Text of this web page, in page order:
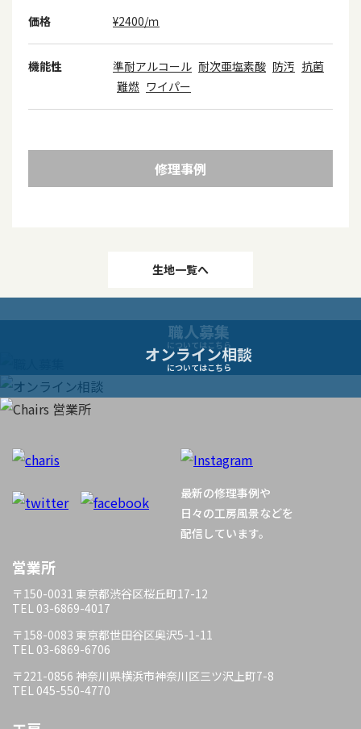
価格 ¥2400/ｍ
機能性 準耐アルコール 耐次亜塩素酸 防汚 抗菌
難燃 ワイパー
修理事例
稿
ビ
ー
シ
ョ
ン
生地一覧へ
職人募集
についてはこちら
オンライン相談
についてはこちら
最新の修理事例や
日々の工房風景などを
配信しています。
営業所
〒150-0031 東京都渋谷区桜丘町17-12
TEL 03-6869-4017
〒158-0083 東京都世田谷区奥沢5-1-11
TEL 03-6869-6706
〒221-0856 神奈川県横浜市神奈川区三ツ沢上町7-8
TEL 045-550-4770